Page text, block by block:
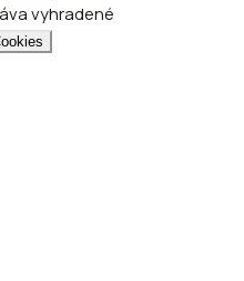
vyhradené